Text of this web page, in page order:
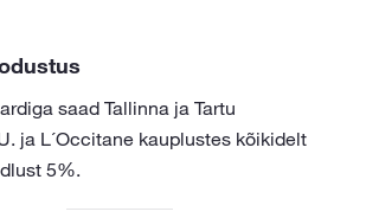
saad Tallinna ja Tartu
ja L´Occitane kauplustes kõikidelt
5%.